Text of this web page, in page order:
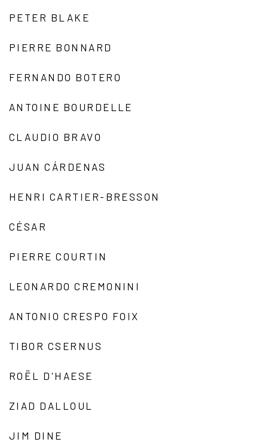
PETER BLAKE
PIERRE BONNARD
FERNANDO BOTERO
ANTOINE BOURDELLE
CLAUDIO BRAVO
JUAN CÁRDENAS
HENRI CARTIER-BRESSON
CÉSAR
PIERRE COURTIN
LEONARDO CREMONINI
ANTONIO CRESPO FOIX
TIBOR CSERNUS
ROËL D'HAESE
ZIAD DALLOUL
JIM DINE